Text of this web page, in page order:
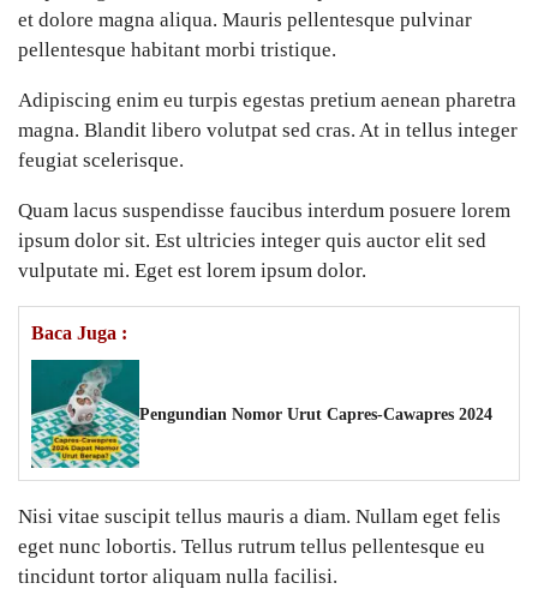
et dolore magna aliqua. Mauris pellentesque pulvinar
pellentesque habitant morbi tristique.
Adipiscing enim eu turpis egestas pretium aenean pharetra
magna. Blandit libero volutpat sed cras. At in tellus integer
feugiat scelerisque.
Quam lacus suspendisse faucibus interdum posuere lorem
ipsum dolor sit. Est ultricies integer quis auctor elit sed
vulputate mi. Eget est lorem ipsum dolor.
Baca Juga :
Pengundian Nomor Urut Capres-Cawapres 2024
Nisi vitae suscipit tellus mauris a diam. Nullam eget felis
eget nunc lobortis. Tellus rutrum tellus pellentesque eu
tincidunt tortor aliquam nulla facilisi.